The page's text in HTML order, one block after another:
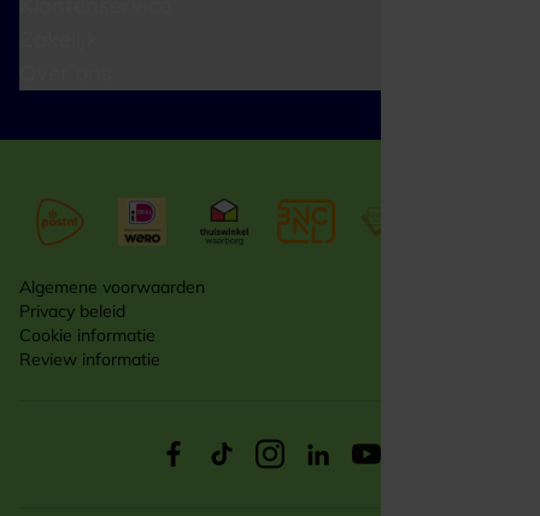
Algemene voorwaarden
Privacy beleid
Cookie informatie
Review informatie